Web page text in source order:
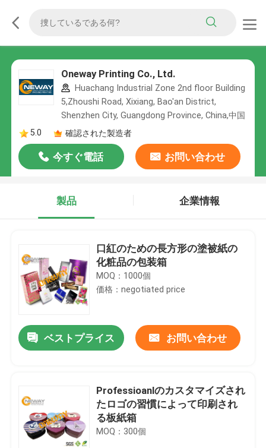
Oneway Printing Co., Ltd.
Huachang Industrial Zone 2nd floor Building
5,Zhoushi Road, Xixiang, Bao'an District,
Shenzhen City, Guangdong Province, China,中国
5.0
確認された製造者
今すぐ電話 お問い合わせ
製品 企業情報
口紅のための長方形の塗被紙の
化粧品の包装箱
MOQ：1000個
価格：negotiated price
ベストプライス お問い合わせ
Professioanlのカスタマイズされ
たロゴの習慣によって印刷され
る板紙箱
MOQ：300個